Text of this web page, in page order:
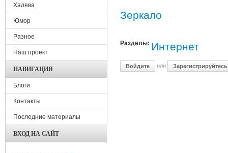
Зеркало
Разделы: Интернет
Войдите или Зарегистрируйтесь
Халява
Юмор
Разное
Наш проект
НАВИГАЦИЯ
Блоги
Контакты
Последние материалы
ВХОД НА САЙТ